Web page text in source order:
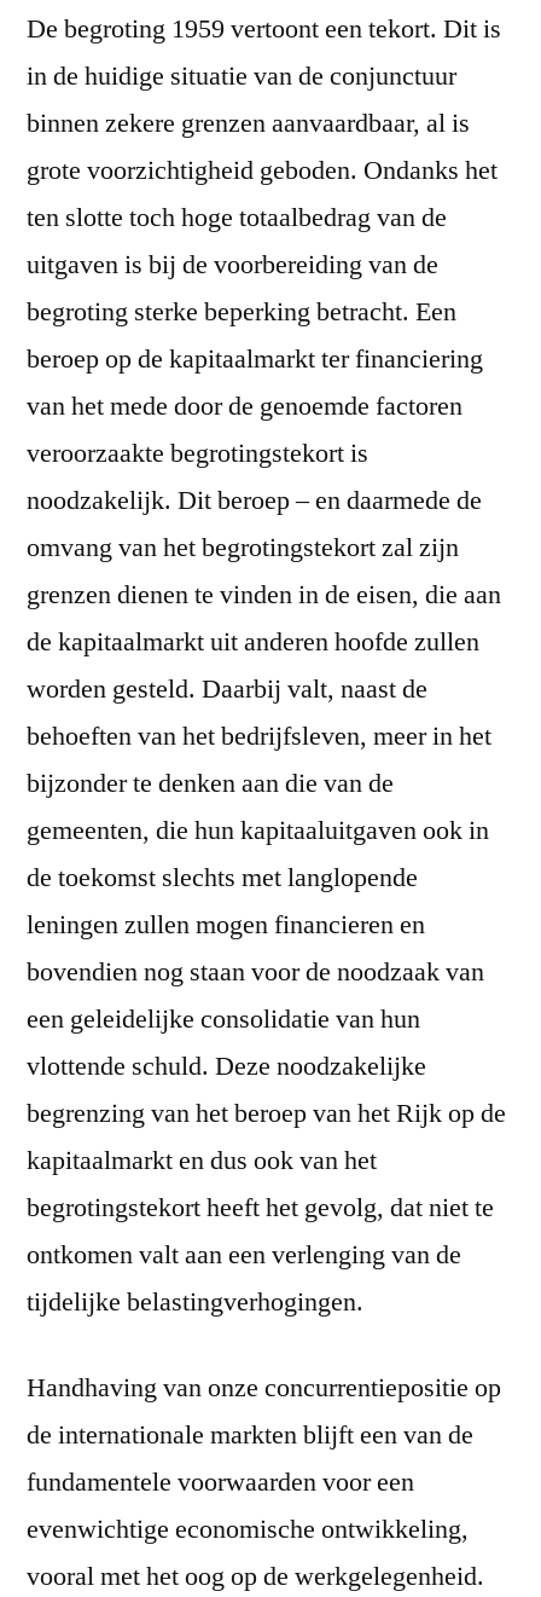
De begroting 1959 vertoont een tekort. Dit is
in de huidige situatie van de conjunctuur
binnen zekere grenzen aanvaardbaar, al is
grote voorzichtigheid geboden. Ondanks het
ten slotte toch hoge totaalbedrag van de
uitgaven is bij de voorbereiding van de
begroting sterke beperking betracht. Een
beroep op de kapitaalmarkt ter financiering
van het mede door de genoemde factoren
veroorzaakte begrotingstekort is
noodzakelijk. Dit beroep – en daarmede de
omvang van het begrotingstekort zal zijn
grenzen dienen te vinden in de eisen, die aan
de kapitaalmarkt uit anderen hoofde zullen
worden gesteld. Daarbij valt, naast de
behoeften van het bedrijfsleven, meer in het
bijzonder te denken aan die van de
gemeenten, die hun kapitaaluitgaven ook in
de toekomst slechts met langlopende
leningen zullen mogen financieren en
bovendien nog staan voor de noodzaak van
een geleidelijke consolidatie van hun
vlottende schuld. Deze noodzakelijke
begrenzing van het beroep van het Rijk op de
kapitaalmarkt en dus ook van het
begrotingstekort heeft het gevolg, dat niet te
ontkomen valt aan een verlenging van de
tijdelijke belastingverhogingen.
Handhaving van onze concurrentiepositie op
de internationale markten blijft een van de
fundamentele voorwaarden voor een
evenwichtige economische ontwikkeling,
vooral met het oog op de werkgelegenheid.